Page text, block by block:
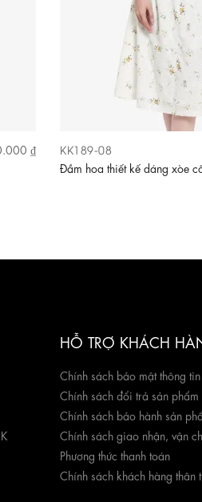
₫
KK189-08
Đầm hoa thiết kế dáng xòe
HỖ TRỢ KHÁCH
Chính sách bảo mật thông
Chính sách đổi trả sản phẩm
Chính sách bảo hành sản
Chính sách giao nhận, vận
Phương thức thanh toán
Chính sách khách hàng thân